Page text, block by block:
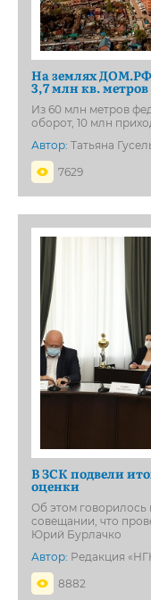
На землях ДОМ.РФ
3,7 млн кв.
Из 60 млн метров
оборот, 10 млн
Автор: Татьяна
7629
В ЗСК подвели
оценки
Об этом
совещании, что
Юрий Бурлачко
Автор: Редакция
8882